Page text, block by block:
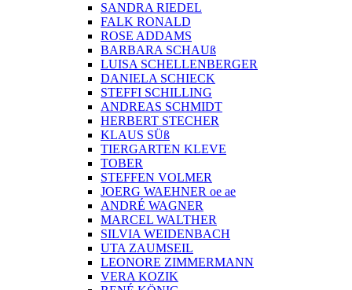
SANDRA RIEDEL
FALK RONALD
ROSE ADDAMS
BARBARA SCHAUß
LUISA SCHELLENBERGER
DANIELA SCHIECK
STEFFI SCHILLING
ANDREAS SCHMIDT
HERBERT STECHER
KLAUS SÜß
TIERGARTEN KLEVE
TOBER
STEFFEN VOLMER
JOERG WAEHNER oe ae
ANDRÉ WAGNER
MARCEL WALTHER
SILVIA WEIDENBACH
UTA ZAUMSEIL
LEONORE ZIMMERMANN
VERA KOZIK